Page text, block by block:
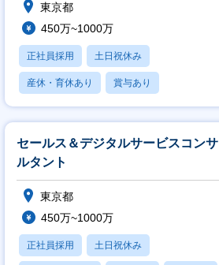
東京都
450万~1000万
正社員採用 土日祝休み
産休・育休あり 賞与あり
フレックス
セールス＆デジタルサービスコンサ
ルタント
東京都
450万~1000万
正社員採用 土日祝休み